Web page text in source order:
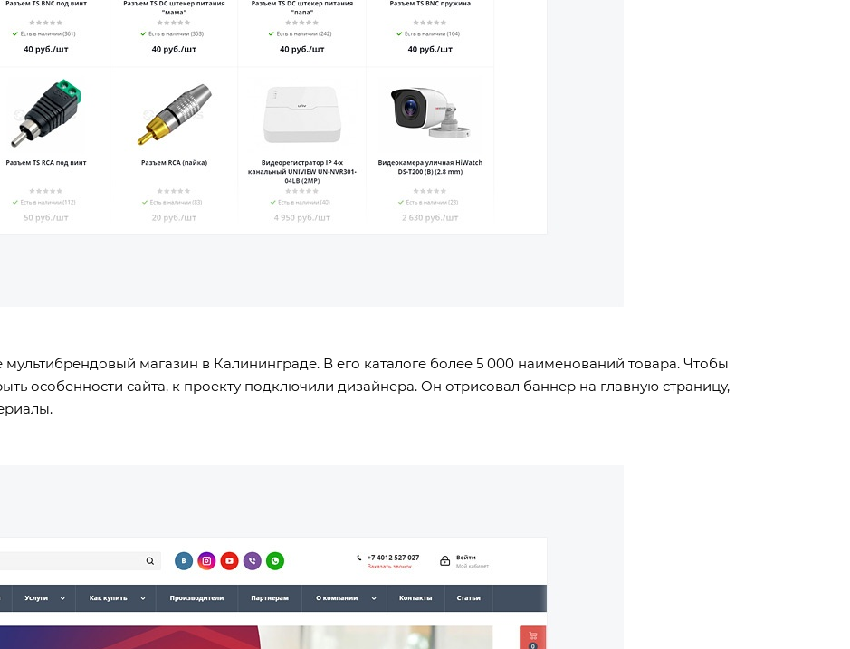
магазин в Калининграде. В его каталоге более 5 000 наименований товара. Чтобы
особенности сайта, к проекту подключили дизайнера. Он отрисовал баннер на главную страницу,